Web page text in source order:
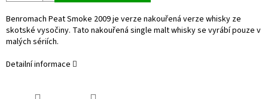
Benromach Peat Smoke 2009 je verze nakouřená verze whisky ze
skotské vysočiny. Tato nakouřená single malt whisky se vyrábí pouze v
malých sériích.
Detailní informace